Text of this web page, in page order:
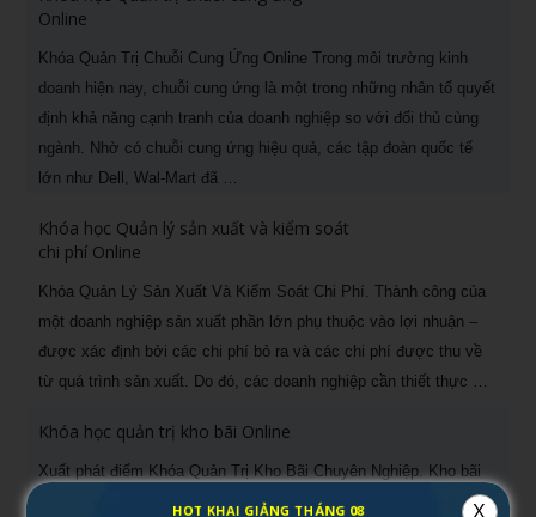
Online
Khóa Quản Trị Chuỗi Cung Ứng Online Trong môi trường kinh
doanh hiện nay, chuỗi cung ứng là một trong những nhân tố quyết
định khả năng cạnh tranh của doanh nghiệp so với đối thủ cùng
ngành. Nhờ có chuỗi cung ứng hiệu quả, các tập đoàn quốc tế
lớn như Dell, Wal-Mart đã …
Khóa học Quản lý sản xuất và kiểm soát
chi phí Online
Khóa Quản Lý Sản Xuất Và Kiểm Soát Chi Phí. Thành công của
một doanh nghiệp sản xuất phần lớn phụ thuộc vào lợi nhuận –
được xác định bởi các chi phí bỏ ra và các chi phí được thu về
từ quá trình sản xuất. Do đó, các doanh nghiệp cần thiết thực …
Khóa học quản trị kho bãi Online
Xuất phát điểm Khóa Quản Trị Kho Bãi Chuyên Nghiệp. Kho bãi
là bộ phận có vai trò tồn trữ hàng hóa, lưu giữ tài sản của doanh
X
HOT KHAI GIẢNG THÁNG 08